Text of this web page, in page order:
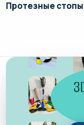
Протезные стопы